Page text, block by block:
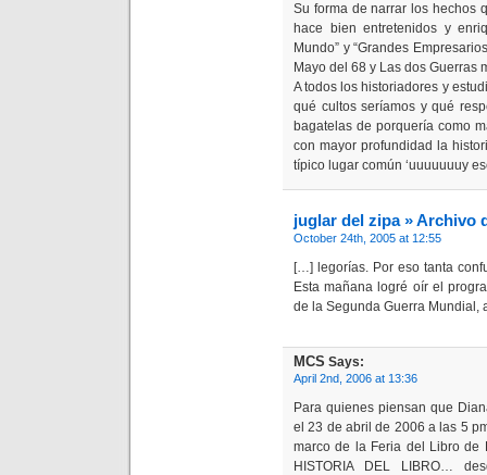
Su forma de narrar los hechos
hace bien entretenidos y
Mundo” y “Grandes
Mayo del 68 y Las dos Guerras
A todos los historiadores y
qué cultos seríamos y qué
bagatelas de porquería como
con mayor profundidad la
típico lugar común ‘uuuuuuuy
juglar del zipa » Archivo
October 24th, 2005 at 12:55
[…] legorías. Por eso tanta
Esta mañana logré oír el
de la Segunda Guerra Mundial,
MCS Says:
April 2nd, 2006 at 13:36
Para quienes piensan que
el 23 de abril de 2006 a las 5
marco de la Feria del Libro de
HISTORIA DEL LIBRO…